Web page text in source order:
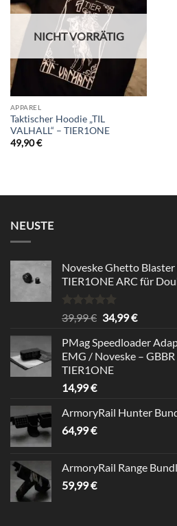
NICHT VORRÄTIG
APPAREL
Taktischer Hoodie „TIL
VALHALL“ – TIER1ONE
49,90€
NEUSTE
Noveske Ghetto
TIER1ONE ARC für
Rated5.00
out of 5
39,99€ Original
was:
39,99 €.
34,99€Current
is:
34,99 €.
PMag Speedloader
EMG / Noveske –
TIER1ONE
14,99€
ArmoryRail Hunter
64,99€
ArmoryRail Range
59,99€